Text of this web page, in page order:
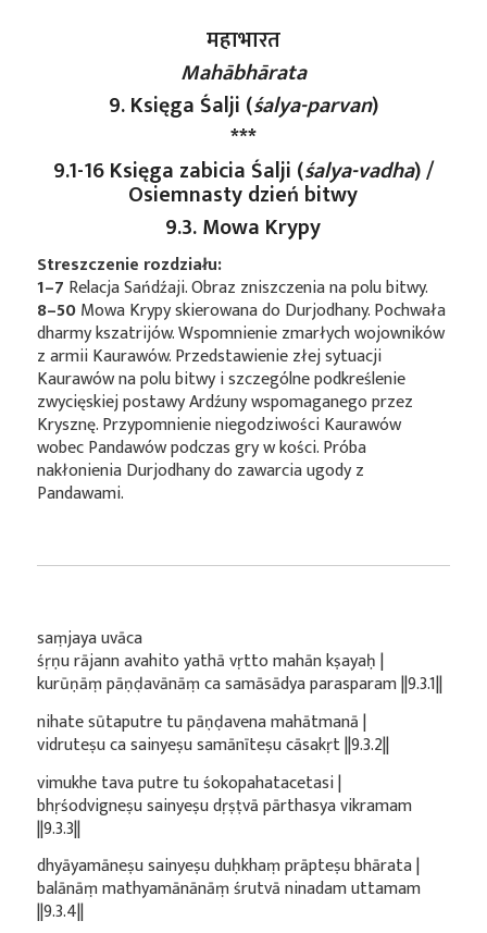
महाभारत
Mahābhārata
9. Księga Śalji (śalya-parvan)
***
9.1-16 Księga zabicia Śalji (śalya-vadha) /
Osiemnasty dzień bitwy
9.3. Mowa Krypy
Streszczenie rozdziału:
1–7 Relacja Sańdźaji. Obraz zniszczenia na polu bitwy.
8–50Mowa Krypy skierowana do Durjodhany. Pochwała
dharmy kszatrijów. Wspomnienie zmarłych wojowników
z armii Kaurawów. Przedstawienie złej sytuacji
Kaurawów na polu bitwy i szczególne podkreślenie
zwycięskiej postawy Ardźuny wspomaganego przez
Krysznę. Przypomnienie niegodziwości Kaurawów
wobec Pandawów podczas gry w kości. Próba
nakłonienia Durjodhany do zawarcia ugody z
Pandawami.
saṃjaya uvāca
śṛṇu rājann avahito yathā vṛtto mahān kṣayaḥ |
kurūṇāṃ pāṇḍavānāṃ ca samāsādya parasparam ||9.3.1||
nihate sūtaputre tu pāṇḍavena mahātmanā |
vidruteṣu ca sainyeṣu samānīteṣu cāsakṛt ||9.3.2||
vimukhe tava putre tu śokopahatacetasi |
bhṛśodvigneṣu sainyeṣu dṛṣṭvā pārthasya vikramam
||9.3.3||
dhyāyamāneṣu sainyeṣu duḥkhaṃ prāpteṣu bhārata |
balānāṃ mathyamānānāṃ śrutvā ninadam uttamam
||9.3.4||